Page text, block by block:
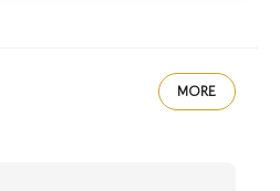
MORE